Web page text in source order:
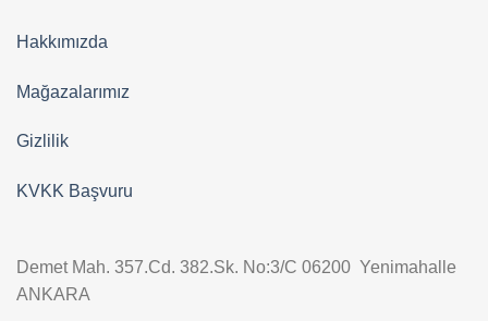
Hakkımızda
Mağazalarımız
Gizlilik
KVKK Başvuru
Demet Mah. 357.Cd. 382.Sk. No:3/C 06200 Yenimahalle
ANKARA